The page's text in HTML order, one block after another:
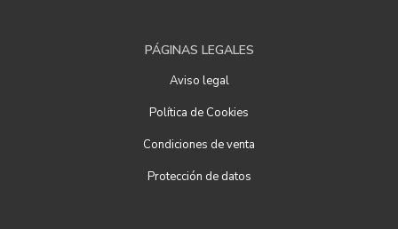
PÁGINAS LEGALES
Aviso legal
Política de Cookies
Condiciones de venta
Protección de datos